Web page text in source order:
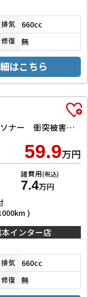
排気 660cc
修復 無
はこちら
L SAIII ドライブレコーダー クリアランスソナー 衝突被害軽減システム オートマチックハイビーム キーレスエントリー アイドリングストップ CVT ABS ESC CD エアコン パワーウィンドウ
59.9万円
諸費用(税込)
7.4万円
)
インター店
排気 660cc
修復 無